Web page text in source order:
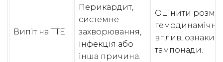
Випіт на ТТЕ
Перикардит,
системне
захворювання,
інфекція або
інша причина.
Оцінити
вплив, ознаки
тампонади.